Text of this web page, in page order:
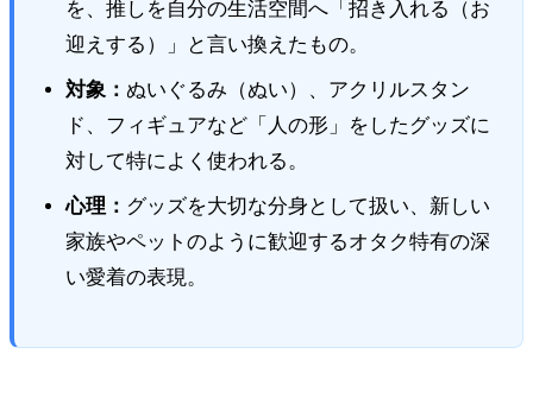
を、推しを自分の生活空間へ「招き入れる（お
迎えする）」と言い換えたもの。
対象： ぬいぐるみ（ぬい）、アクリルスタン
ド、フィギュアなど「人の形」をしたグッズに
対して特によく使われる。
心理： グッズを大切な分身として扱い、新しい
家族やペットのように歓迎するオタク特有の深
い愛着の表現。